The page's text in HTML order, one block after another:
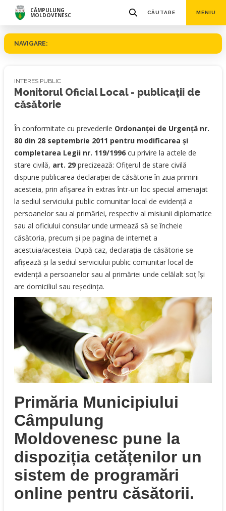
CÂMPULUNG
MOLDOVENESC CĂUTARE MENIU
NAVIGARE:
INTERES PUBLIC
Monitorul Oficial Local - publicații de
căsătorie
În conformitate cu prevederile Ordonanţei de Urgenţă nr.
80 din 28 septembrie 2011 pentru modificarea şi
completarea Legii nr. 119/1996 cu privire la actele de
stare civilă, art. 29 precizează: Ofiţerul de stare civilă
dispune publicarea declaraţiei de căsătorie în ziua primirii
acesteia, prin afişarea în extras într-un loc special amenajat
la sediul serviciului public comunitar local de evidenţă a
persoanelor sau al primăriei, respectiv al misiunii diplomatice
sau al oficiului consular unde urmează să se încheie
căsătoria, precum şi pe pagina de internet a
acestuia/acesteia. După caz, declaraţia de căsătorie se
afişează şi la sediul serviciului public comunitar local de
evidenţă a persoanelor sau al primăriei unde celălalt soţ îşi
are domiciliul sau reşedinţa.
Primăria Municipiului
Câmpulung
Moldovenesc pune la
dispoziția cetățenilor un
sistem de programări
online pentru căsătorii.